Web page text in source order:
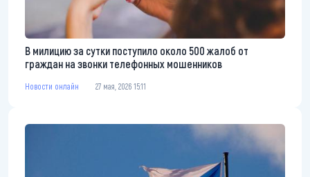
В милицию за сутки поступило около 500 жалоб от
граждан на звонки телефонных мошенников
Новости онлайн 27 мая, 2026 15:11